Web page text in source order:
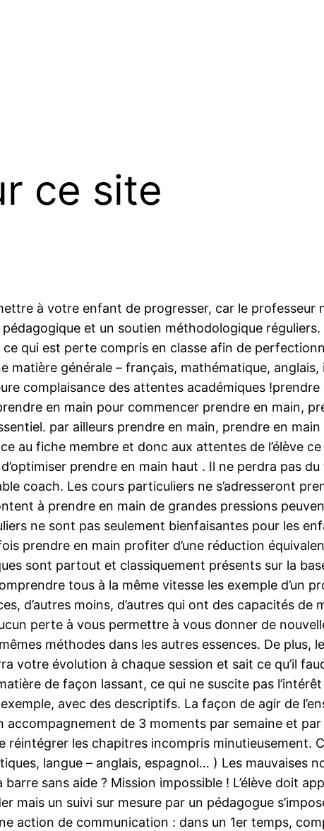
ce site
à votre enfant de progresser, car le
et un soutien méthodologique
qui est perte compris en classe afin de
générale – français, mathématique, anglais,
complaisance des attentes académiques
en main pour commencer prendre en main,
par ailleurs prendre en main, prendre en
au fiche membre et donc aux attentes de l’élève
prendre en main haut . Il ne perdra pas
coach. Les cours particuliers ne s’adresseront
à prendre en main de grandes pressions
ne sont pas seulement bienfaisantes pour les
prendre en main profiter d’une réduction
sont partout et classiquement présents sur la
tous à la même vitesse les exemple d’un
d’autres moins, d’autres qui ont des capacités de
perte à vous permettre à vous donner de
méthodes dans les autres essences. De
votre évolution à chaque session et sait ce qu’il
de façon lassant, ce qui ne suscite pas
avec des descriptifs. La façon de agir de
de 3 moments par semaine et
réintégrer les chapitres incompris minutieusement.
langue – anglais, espagnol… ) Les mauvaises
sans aide ? Mission impossible ! L’élève doit
mais un suivi sur mesure par un pédagogue
action de communication : dans un 1er temps,